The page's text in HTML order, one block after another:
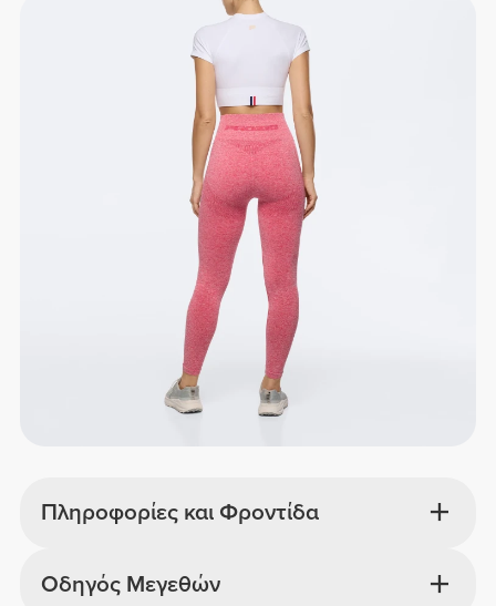
Πληροφορίες και Φροντίδα
Οδηγός Μεγεθών